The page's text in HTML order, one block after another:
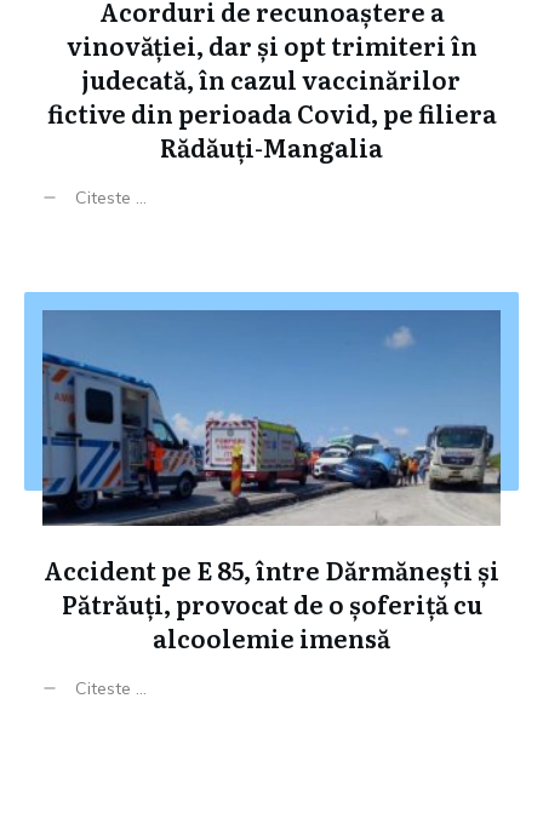
Acorduri de recunoaștere a
vinovăției, dar și opt trimiteri în
judecată, în cazul vaccinărilor
fictive din perioada Covid, pe filiera
Rădăuți-Mangalia
Citeste ...
Accident pe E 85, între Dărmănești și
Pătrăuți, provocat de o șoferiță cu
alcoolemie imensă
Citeste ...